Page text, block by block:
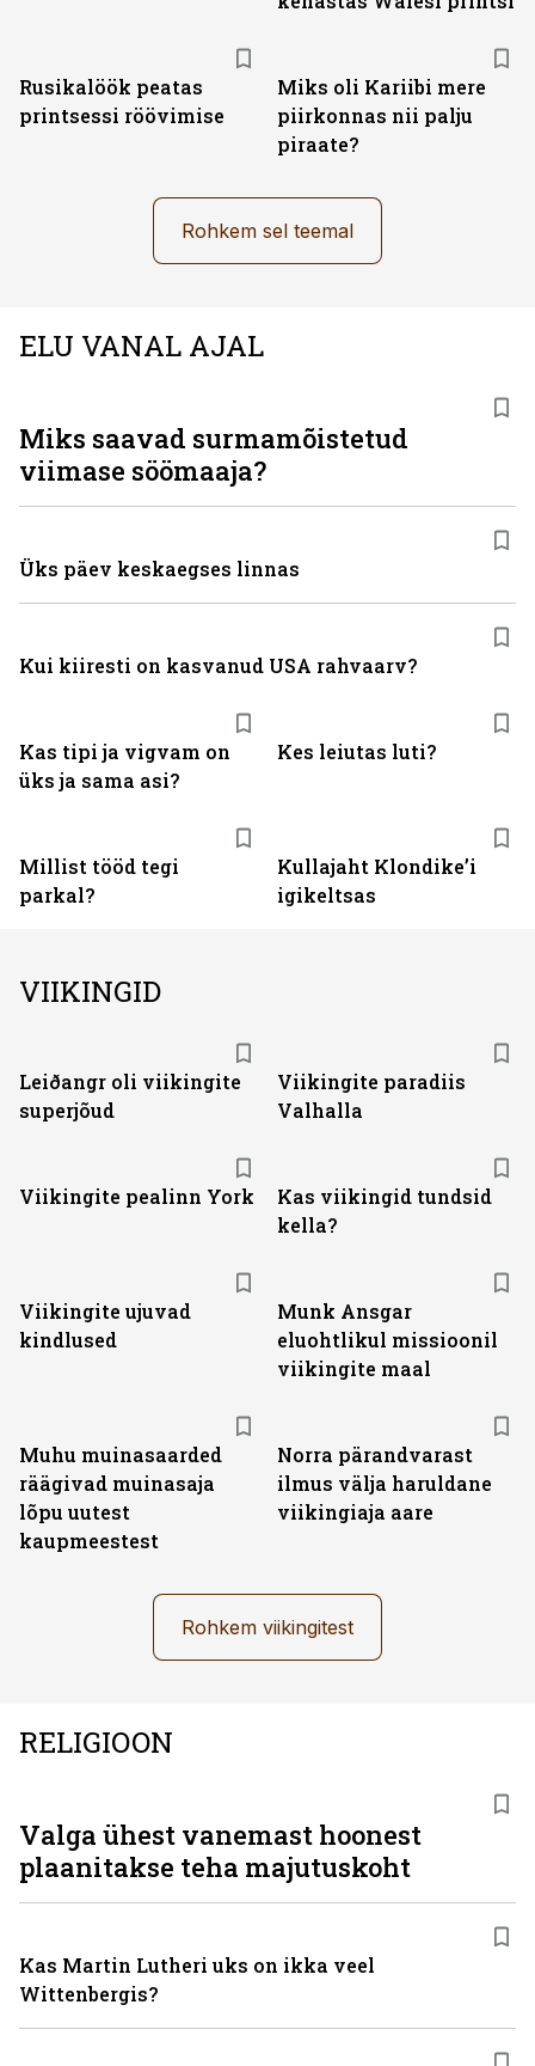
Rusikalöök peatas
printsessi röövimise
Miks oli Kariibi mere
piirkonnas nii palju
piraate?
Rohkem sel teemal
ELU VANAL AJAL
Kas tipi ja vigvam on
üks ja sama asi?
Kes leiutas luti?
Millist tööd tegi
parkal?
Kullajaht Klondike’i
igikeltsas
Miks saavad surmamõistetud
viimase söömaaja?
Üks päev keskaegses linnas
Kui kiiresti on kasvanud USA rahvaarv?
VIIKINGID
Leiðangr oli viikingite
superjõud
Viikingite paradiis
Valhalla
Viikingite pealinn York
Kas viikingid tundsid
kella?
Viikingite ujuvad
kindlused
Munk Ansgar
eluohtlikul missioonil
viikingite maal
Muhu muinasaarded
räägivad muinasaja
lõpu uutest
kaupmeestest
Norra pärandvarast
ilmus välja haruldane
viikingiaja aare
Rohkem viikingitest
RELIGIOON
Valga ühest vanemast hoonest
plaanitakse teha majutuskoht
Kas Martin Lutheri uks on ikka veel
Wittenbergis?